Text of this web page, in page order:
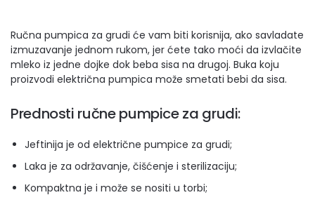
Ručna pumpica za grudi će vam biti korisnija, ako savladate
izmuzavanje jednom rukom, jer ćete tako moći da izvlačite
mleko iz jedne dojke dok beba sisa na drugoj. Buka koju
proizvodi električna pumpica može smetati bebi da sisa.
Prednosti ručne pumpice za grudi:
Jeftinija je od električne pumpice za grudi;
Laka je za održavanje, čišćenje i sterilizaciju;
Kompaktna je i može se nositi u torbi;